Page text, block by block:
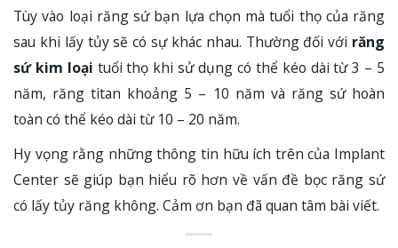
Tùy vào loại răng sứ bạn lựa chọn mà tuổi thọ của răng
sau khi lấy tủy sẽ có sự khác nhau. Thường đối với răng
sứ kim loại tuổi thọ khi sử dụng có thể kéo dài từ 3 – 5
năm, răng titan khoảng 5 – 10 năm và răng sứ hoàn
toàn có thể kéo dài từ 10 – 20 năm.
Hy vọng rằng những thông tin hữu ích trên của Implant
Center sẽ giúp bạn hiểu rõ hơn về vấn đề bọc răng sứ
có lấy tủy răng không. Cảm ơn bạn đã quan tâm bài viết.